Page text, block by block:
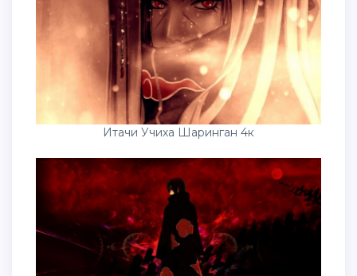
Итачи Учиха Шаринган 4к